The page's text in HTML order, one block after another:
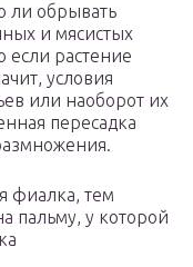
ли обрывать
и мясистых
если растение
условия
или наоборот их
пересадка
фиалка, тем
пальму, у которой